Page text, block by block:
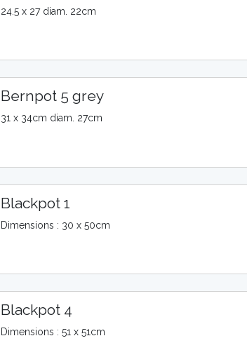
24.5 x 27 diam. 22cm
Bernpot 5 grey
31 x 34cm diam. 27cm
Blackpot 1
Dimensions : 30 x 50cm
Blackpot 4
Dimensions : 51 x 51cm